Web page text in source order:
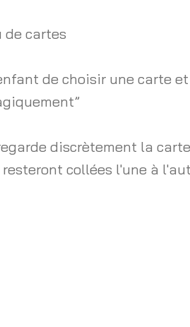
de cartes
de choisir une carte
discrètement la
collées l'une à